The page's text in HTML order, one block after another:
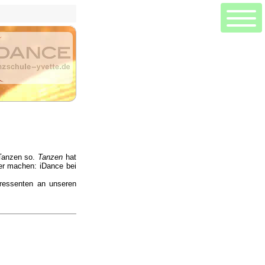
so. Tanzen hat
machen: iDance bei
an unseren